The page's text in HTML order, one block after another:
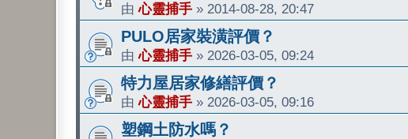
由心靈捕手 » 2014-08-28, 20:47
PULO居家裝潢評價？
由心靈捕手 » 2026-03-05, 09:24
特力屋居家修繕評價？
由心靈捕手 » 2026-03-05, 09:16
塑鋼土防水嗎？